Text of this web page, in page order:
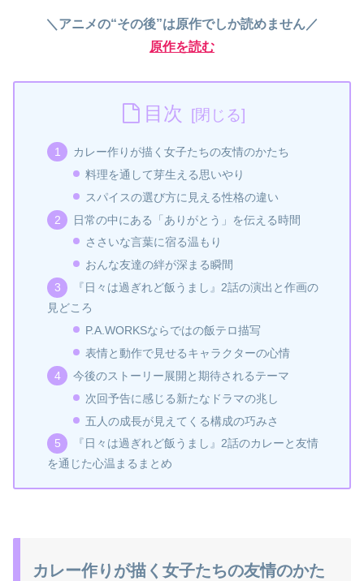
＼アニメの“その後”は原作でしか読めません／
原作を読む
目次
カレー作りが描く女子たちの友情のかたち
料理を通して芽生える思いやり
スパイスの選び方に見える性格の違い
日常の中にある「ありがとう」を伝える時間
ささいな言葉に宿る温もり
おんな友達の絆が深まる瞬間
『日々は過ぎれど飯うまし』2話の演出と作画の
見どころ
P.A.WORKSならではの飯テロ描写
表情と動作で見せるキャラクターの心情
今後のストーリー展開と期待されるテーマ
次回予告に感じる新たなドラマの兆し
五人の成長が見えてくる構成の巧みさ
『日々は過ぎれど飯うまし』2話のカレーと友情
を通じた心温まるまとめ
カレー作りが描く女子たちの友情のかた